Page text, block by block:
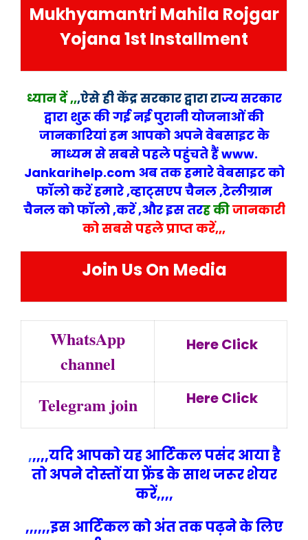
Mukhyamantri Mahila Rojgar
Yojana 1st Installment
ध्यान दें ,,,ऐसे हीकेंद्र सरकार द्वारा राज्यसरकार
द्वारा शुरू की गई नई पुरानी योजनाओं की
जानकारियां हम आपको अपने वेबसाइट के
माध्यम से सबसे पहले पहुंचते हैं www.
Jankarihelp.com अब तक हमारे वेबसाइट को
फॉलो करें हमारे ,व्हाट्सएप चैनल ,टेलीग्राम
चैनल को फॉलो ,करें ,और इस तरह कीजानकारी
को सबसे पहले प्राप्त करें,,,
Join Us On Media
WhatsApp
channel
Here Click
Telegram join Here Click
,,,,,यदि आपको यह आर्टिकल पसंद आया है
तो अपने दोस्तों या फ्रेंड के साथ जरूर शेयर
करें,,,,
,,,,,,इस आर्टिकल को अंत तक पढ़ने के लिए